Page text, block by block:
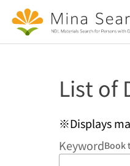
Jump to main content
List of
※Displays
KeywordBook